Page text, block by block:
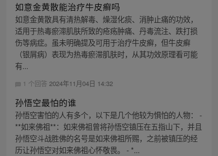
如意金黄散能治疗牛皮癣吗
如意金黄散具有清热解毒、燥湿化痰、消肿止痛的功效，
适用于热毒瘀滞肌肤所致的疮疡肿痛、丹毒流注、跌打损
伤等病症。虽未明确提及可用于治疗牛皮癣，但牛皮癣
（银屑病）表现为热毒瘀滞肌肤时，从其功效原理看可能
有...
1 个回答 2024年11月04日 14:32
孙悟空最怕的谁
孙悟空害怕的人有多个，以下是几个他较为惧怕的人物： -
**如来佛祖**：如来佛祖曾将孙悟空镇压在五指山下，并且
孙悟空斗战胜佛的名号是如来佛祖所赐，之前被镇压的经
历让孙悟空对如来佛祖心怀敬畏。 - *...